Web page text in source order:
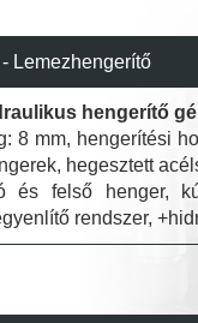
Lemezhengerítő
hengerítő
8 mm, hengerítési
hegesztett
és felső henger,
rendszer,